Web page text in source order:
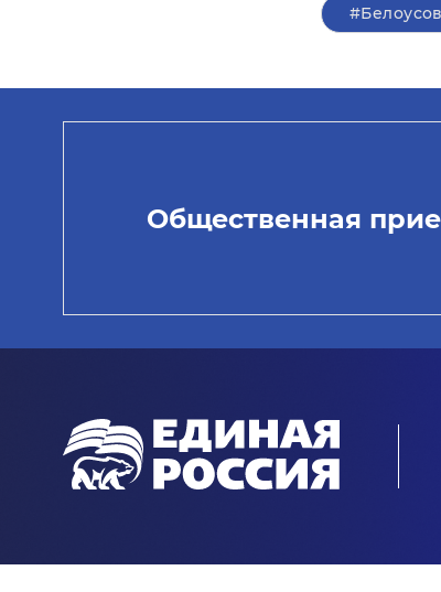
#Белоусов
Общественная